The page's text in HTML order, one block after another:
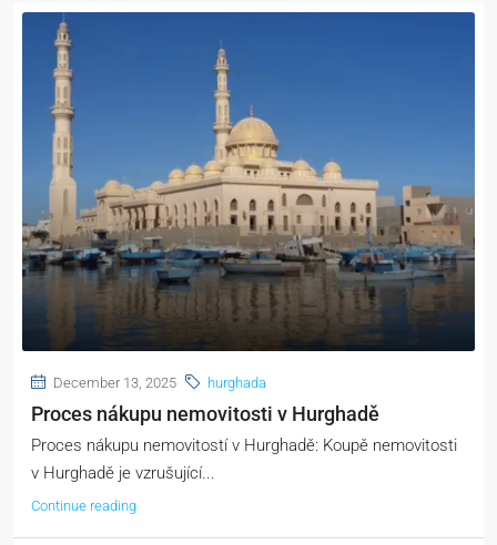
December 13, 2025 hurghada
Proces nákupu nemovitosti v Hurghadě
Proces nákupu nemovitostí v Hurghadě: Koupě nemovitosti
v Hurghadě je vzrušující...
Continue reading